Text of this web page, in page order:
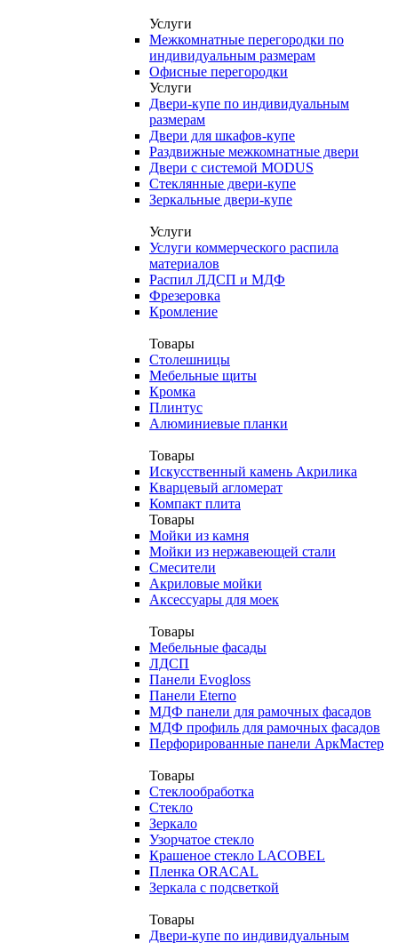
Услуги
Межкомнатные перегородки по
индивидуальным размерам
Офисные перегородки
Услуги
Двери-купе по индивидуальным
размерам
Двери для шкафов-купе
Раздвижные межкомнатные двери
Двери с системой MODUS
Стеклянные двери-купе
Зеркальные двери-купе
Услуги
Услуги коммерческого распила
материалов
Распил ЛДСП и МДФ
Фрезеровка
Кромление
Товары
Столешницы
Мебельные щиты
Кромка
Плинтус
Алюминиевые планки
Товары
Искусственный камень Акрилика
Кварцевый агломерат
Компакт плита
Товары
Мойки из камня
Мойки из нержавеющей стали
Смесители
Акриловые мойки
Аксессуары для моек
Товары
Мебельные фасады
ЛДСП
Панели Evogloss
Панели Eterno
МДФ панели для рамочных фасадов
МДФ профиль для рамочных фасадов
Перфорированные панели АркМастер
Товары
Стеклообработка
Стекло
Зеркало
Узорчатое стекло
Крашеное стекло LACOBEL
Пленка ORACAL
Зеркала с подсветкой
Товары
Двери-купе по индивидуальным